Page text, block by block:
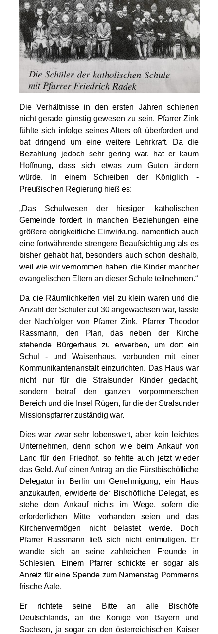
Die Verhältnisse in den ersten Jahren schienen
nicht gerade günstig gewesen zu sein. Pfarrer Zink
fühlte sich infolge seines Alters oft überfordert und
bat dringend um eine weitere Lehrkraft. Da die
Bezahlung jedoch sehr gering war, hat er kaum
Hoffnung, dass sich etwas zum Guten ändern
würde. In einem Schreiben der Königlich -
Preußischen Regierung hieß es:
„Das Schulwesen der hiesigen katholischen
Gemeinde fordert in manchen Beziehungen eine
größere obrigkeitliche Einwirkung, namentlich auch
eine fortwährende strengere Beaufsichtigung als es
bisher gehabt hat, besonders auch schon deshalb,
weil wie wir vernommen haben, die Kinder mancher
evangelischen Eltern an dieser Schule teilnehmen.“
Da die Räumlichkeiten viel zu klein waren und die
Anzahl der Schüler auf 30 angewachsen war, fasste
der Nachfolger von Pfarrer Zink, Pfarrer Theodor
Rassmann, den Plan, das neben der Kirche
stehende Bürgerhaus zu erwerben, um dort ein
Schul - und Waisenhaus, verbunden mit einer
Kommunikantenanstalt einzurichten. Das Haus war
nicht nur für die Stralsunder Kinder gedacht,
sondern betraf den ganzen vorpommerschen
Bereich und die Insel Rügen, für die der Stralsunder
Missionspfarrer zuständig war.
Dies war zwar sehr lobenswert, aber kein leichtes
Unternehmen, denn schon wie beim Ankauf von
Land für den Friedhof, so fehlte auch jetzt wieder
das Geld. Auf einen Antrag an die Fürstbischöfliche
Delegatur in Berlin um Genehmigung, ein Haus
anzukaufen, erwiderte der Bischöfliche Delegat, es
stehe dem Ankauf nichts im Wege, sofern die
erforderlichen Mittel vorhanden seien und das
Kirchenvermögen nicht belastet werde. Doch
Pfarrer Rassmann ließ sich nicht entmutigen. Er
wandte sich an seine zahlreichen Freunde in
Schlesien. Einem Pfarrer schickte er sogar als
Anreiz für eine Spende zum Namenstag Pommerns
frische Aale.
Er richtete seine Bitte an alle Bischöfe
Deutschlands, an die Könige von Bayern und
Sachsen, ja sogar an den österreichischen Kaiser